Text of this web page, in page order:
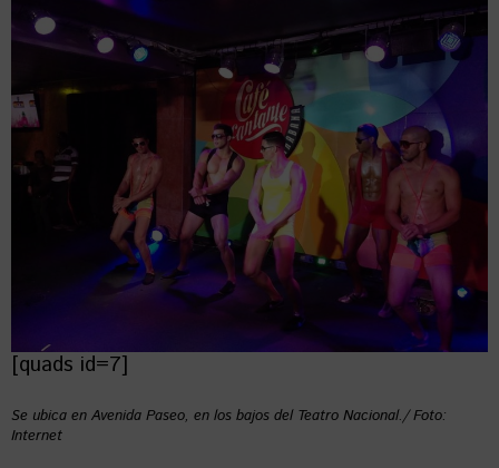
[quads id=7]
Se ubica en Avenida Paseo, en los bajos del Teatro Nacional./ Foto:
Internet